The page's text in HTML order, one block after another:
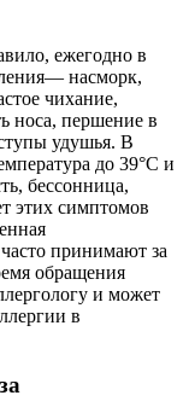
ежегодно в
насморк,
чихание,
носа, першение в
удушья. В
до 39°С и
бессонница,
этих симптомов
принимают за
обращения
и может
в